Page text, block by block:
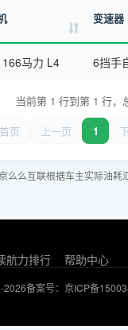
变速器
马力 L4 6挡手
当前第 1 行到第 1 行，
首页
上一页 1
么互联根据车主实际油
航力排行 帮助中心
2026备案号：京ICP备